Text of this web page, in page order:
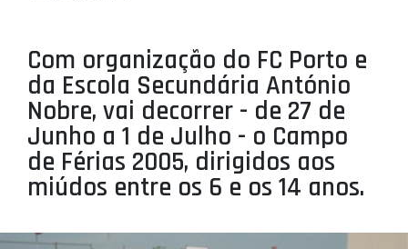
SELEÇÕES
MINIBASQUETE
ÁREA TÉCNICA
PROJETOS
LIGA BETCLIC MASCULINA
LIGA BETCLIC FEMININA
Com organização do FC Porto e
da Escola Secundária António
Nobre, vai decorrer - de 27 de
Junho a 1 de Julho - o Campo
de Férias 2005, dirigidos aos
miúdos entre os 6 e os 14 anos.